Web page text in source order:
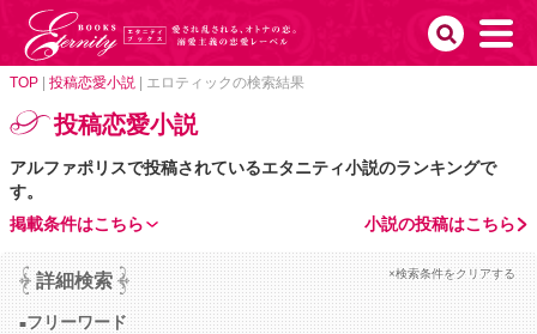
TOP 投稿恋愛小説 エロティックの検索結果
投稿恋愛小説
アルファポリスで投稿されているエタニティ小説のランキングで
す。
小説の投稿はこちら
掲載条件はこちら
詳細検索 ×検索条件をクリアする
フリーワード